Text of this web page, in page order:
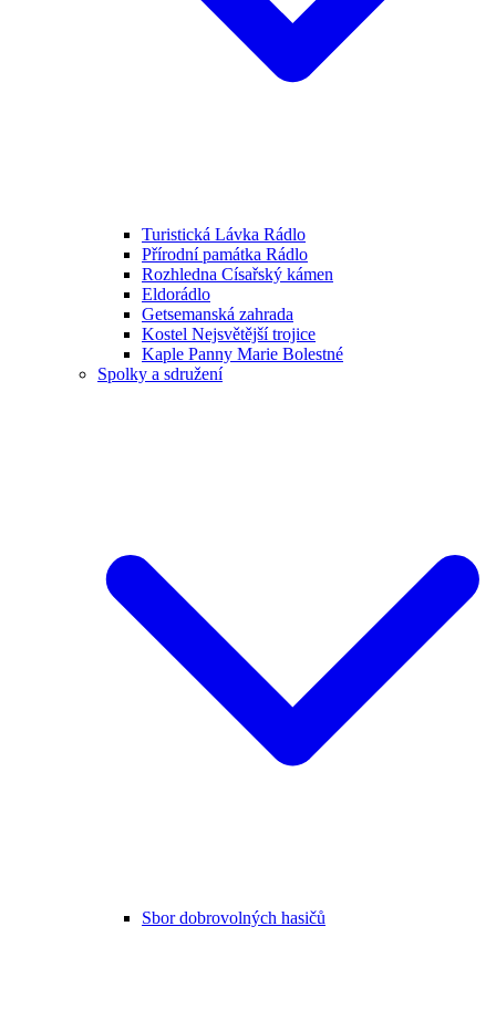
Turistická Lávka Rádlo
Přírodní památka Rádlo
Rozhledna Císařský kámen
Eldorádlo
Getsemanská zahrada
Kostel Nejsvětější trojice
Kaple Panny Marie Bolestné
Spolky a sdružení
Sbor dobrovolných hasičů